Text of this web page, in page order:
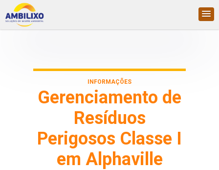
INFORMAÇÕES
Gerenciamento de
Resíduos
Perigosos Classe I
em Alphaville